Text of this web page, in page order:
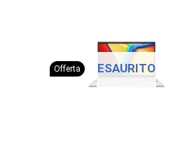
Offerta ESAURITO